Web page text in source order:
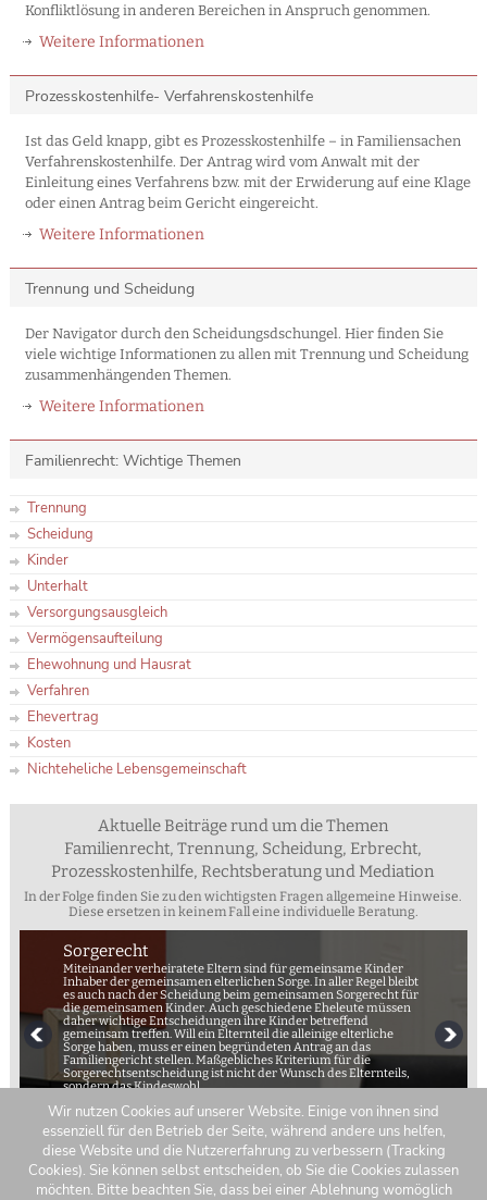
Konfliktlösung in anderen Bereichen in Anspruch genommen.
Weitere Informationen
Prozesskostenhilfe- Verfahrenskostenhilfe
Ist das Geld knapp, gibt es Prozesskostenhilfe – in Familiensachen
Verfahrenskostenhilfe. Der Antrag wird vom Anwalt mit der
Einleitung eines Verfahrens bzw. mit der Erwiderung auf eine Klage
oder einen Antrag beim Gericht eingereicht.
Weitere Informationen
Trennung und Scheidung
Der Navigator durch den Scheidungsdschungel. Hier finden Sie
viele wichtige Informationen zu allen mit Trennung und Scheidung
zusammenhängenden Themen.
Weitere Informationen
Familienrecht: Wichtige Themen
Trennung
Scheidung
Kinder
Unterhalt
Versorgungsausgleich
Vermögensaufteilung
Ehewohnung und Hausrat
Verfahren
Ehevertrag
Kosten
Nichteheliche Lebensgemeinschaft
Aktuelle Beiträge rund um die Themen
Familienrecht, Trennung, Scheidung, Erbrecht,
Prozesskostenhilfe, Rechtsberatung und Mediation
In der Folge finden Sie zu den wichtigsten Fragen allgemeine Hinweise.
Diese ersetzen in keinem Fall eine individuelle Beratung.
Sorgerecht
Miteinander verheiratete Eltern sind für gemeinsame Kinder
Inhaber der gemeinsamen elterlichen Sorge. In aller Regel bleibt
es auch nach der Scheidung beim gemeinsamen Sorgerecht für
die gemeinsamen Kinder. Auch geschiedene Eheleute müssen
daher wichtige Entscheidungen ihre Kinder betreffend
gemeinsam treffen. Will ein Elternteil die alleinige elterliche
Sorge haben, muss er einen begründeten Antrag an das
Familiengericht stellen. Maßgebliches Kriterium für die
Sorgerechtsentscheidung ist nicht der Wunsch des Elternteils,
sondern das Kindeswohl.
Wir nutzen Cookies auf unserer Website. Einige von ihnen sind
essenziell für den Betrieb der Seite, während andere uns helfen,
diese Website und die Nutzererfahrung zu verbessern (Tracking
Cookies). Sie können selbst entscheiden, ob Sie die Cookies zulassen
möchten. Bitte beachten Sie, dass bei einer Ablehnung womöglich